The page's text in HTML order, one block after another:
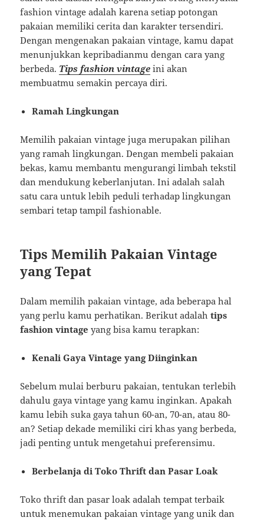
fashion vintage adalah karena setiap potongan
pakaian memiliki cerita dan karakter tersendiri.
Dengan mengenakan pakaian vintage, kamu dapat
menunjukkan kepribadianmu dengan cara yang
berbeda. Tips fashion vintage ini akan
membuatmu semakin percaya diri.
Ramah Lingkungan
Memilih pakaian vintage juga merupakan pilihan
yang ramah lingkungan. Dengan membeli pakaian
bekas, kamu membantu mengurangi limbah tekstil
dan mendukung keberlanjutan. Ini adalah salah
satu cara untuk lebih peduli terhadap lingkungan
sembari tetap tampil fashionable.
Tips Memilih Pakaian Vintage
yang Tepat
Dalam memilih pakaian vintage, ada beberapa hal
yang perlu kamu perhatikan. Berikut adalahtips
fashion vintage yang bisa kamu terapkan:
Kenali Gaya Vintage yang Diinginkan
Sebelum mulai berburu pakaian, tentukan terlebih
dahulu gaya vintage yang kamu inginkan. Apakah
kamu lebih suka gaya tahun 60-an, 70-an, atau 80-
an? Setiap dekade memiliki ciri khas yang berbeda,
jadi penting untuk mengetahui preferensimu.
Berbelanja di Toko Thrift dan Pasar Loak
Toko thrift dan pasar loak adalah tempat terbaik
untuk menemukan pakaian vintage yang unik dan